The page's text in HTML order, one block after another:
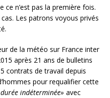
ce n’est pas la première fois.
Les patrons voyous privés
de la météo sur France inter
après 21 ans de bulletins
contrats de travail depuis
pour requalifier cette
indéterminée» avec